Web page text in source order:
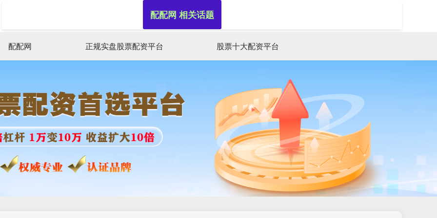
配配网 正规实盘股票配资平台 股票十大配资平台
配配网 相关话题